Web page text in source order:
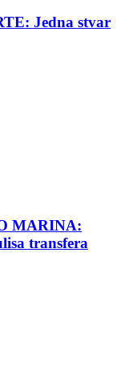
Jedna stvar
MARINA:
transfera